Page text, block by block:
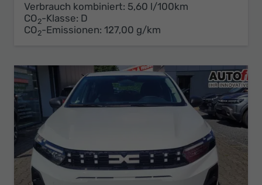
Verbrauch kombiniert: 5,60 l/100km
CO2-Klasse: D
CO2-Emissionen: 127,00 g/km